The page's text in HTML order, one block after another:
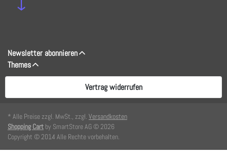
Newsletter abonnieren
Themes
Vertrag widerrufen
* Alle Preise zzgl. MwSt., zzgl. Versandkosten
Shopping Cart by SmartStore AG © 2026
Copyright © 2014 Alle Rechte vorbehalten.